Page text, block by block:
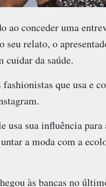
ao conceder uma
seu relato, o
cuidar da saúde.
que usa e
sua influência
a moda com a
às bancas no